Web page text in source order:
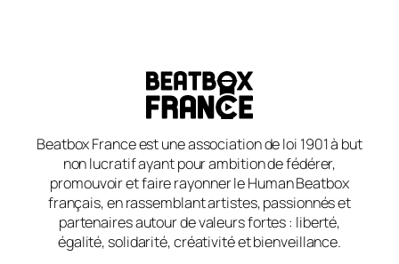
Beatbox France est une association de loi 1901 à but
non lucratif ayant pour ambition de fédérer,
promouvoir et faire rayonner le Human Beatbox
français, en rassemblant artistes, passionnés et
partenaires autour de valeurs fortes : liberté,
égalité, solidarité, créativité et bienveillance.